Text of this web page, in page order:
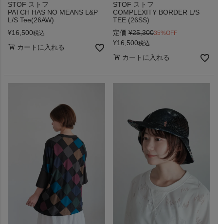
STOF ストフ
PATCH HAS NO MEANS L&P
L/S Tee(26AW)
¥16,500税込
カートに入れる
STOF ストフ
COMPLEXITY BORDER L/S
TEE (26SS)
定価 ¥25,30035%OFF
¥16,500税込
カートに入れる